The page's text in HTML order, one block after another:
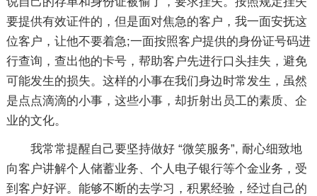
要提供有效证件的，但是面对焦急的客户，我一面安抚这
位客户，让他不要着急;一面按照客户提供的身份证号码进
行查询，查出他的卡号，帮助客户先进行口头挂失，避免
可能发生的损失。这样的小事在我们身边时常发生，虽然
是点点滴滴的小事，这些小事，却折射出员工的素质、企
业的文化。
我常常提醒自己要坚持做好 “微笑服务”, 耐心细致地
向客户讲解个人储蓄业务、个人电子银行等个金业务，受
到客户好评。能够不断的去学习，积累经验，经过自己的